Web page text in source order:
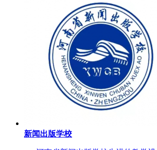
新闻出版学校